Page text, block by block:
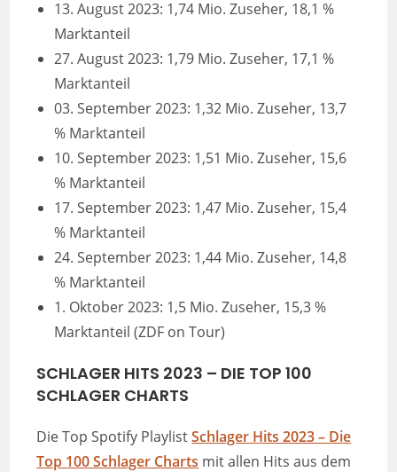
13. August 2023: 1,74 Mio. Zuseher, 18,1 %
Marktanteil
27. August 2023: 1,79 Mio. Zuseher, 17,1 %
Marktanteil
03. September 2023: 1,32 Mio. Zuseher, 13,7
% Marktanteil
10. September 2023: 1,51 Mio. Zuseher, 15,6
% Marktanteil
17. September 2023: 1,47 Mio. Zuseher, 15,4
% Marktanteil
24. September 2023: 1,44 Mio. Zuseher, 14,8
% Marktanteil
1. Oktober 2023: 1,5 Mio. Zuseher, 15,3 %
Marktanteil (ZDF on Tour)
SCHLAGER HITS 2023 – DIE TOP 100
SCHLAGER CHARTS
Die Top Spotify PlaylistSchlager Hits 2023 – Die
Top 100 Schlager Charts mit allen Hits aus dem